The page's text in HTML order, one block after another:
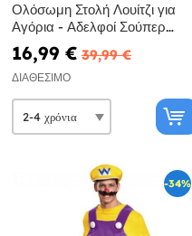
Ολόσωμη Στολή Λουίτζι για
Αγόρια - Αδελφοί Σούπερ
Μάριο
16,99 € 39,99 €
ΔΙΑΘΈΣΙΜΟ
-34%